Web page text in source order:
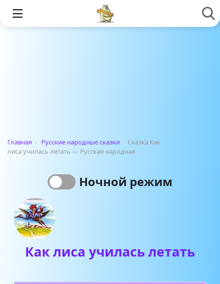
Главная › Русские народные сказки › Сказка Как
лиса училась летать — Русская народная
Ночной режим
Как лиса училась летать